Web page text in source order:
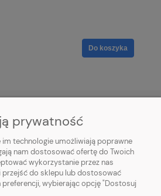
Do koszyka
prywatność
technologie umożliwiają poprawne
nam dostosować ofertę do Twoich
wykorzystanie przez nas
do sklepu lub dostosować
wybierając opcję "Dostosuj